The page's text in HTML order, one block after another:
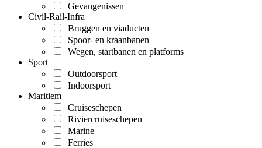
Gevangenissen
Civil-Rail-Infra
Bruggen en viaducten
Spoor- en kraanbanen
Wegen, startbanen en platforms
Sport
Outdoorsport
Indoorsport
Maritiem
Cruiseschepen
Riviercruiseschepen
Marine
Ferries